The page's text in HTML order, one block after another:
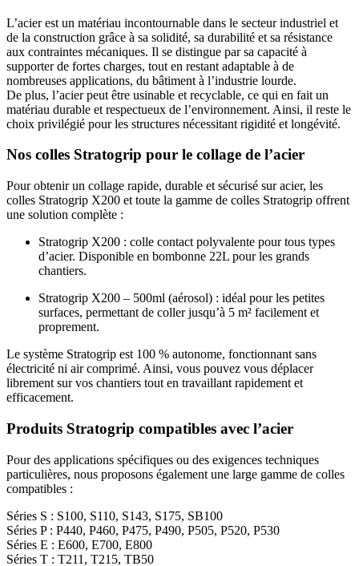
L’acier est un matériau incontournable dans le secteur industriel et
de la construction grâce à sa solidité, sa durabilité et sa résistance
aux contraintes mécaniques. Il se distingue par sa capacité à
supporter de fortes charges, tout en restant adaptable à de
nombreuses applications, du bâtiment à l’industrie lourde.
De plus, l’acier peut être usinable et recyclable, ce qui en fait un
matériau durable et respectueux de l’environnement. Ainsi, il reste le
choix privilégié pour les structures nécessitant rigidité et longévité.
Nos colles Stratogrip pour le collage de l’acier
Pour obtenir un collage rapide, durable et sécurisé sur acier, les
colles Stratogrip X200 et toute la gamme de colles Stratogrip offrent
une solution complète :
Stratogrip X200 : colle contact polyvalente pour tous types
d’acier. Disponible en bombonne 22L pour les grands
chantiers.
Stratogrip X200 – 500ml (aérosol) : idéal pour les petites
surfaces, permettant de coller jusqu’à 5 m² facilement et
proprement.
Le système Stratogrip est 100 % autonome, fonctionnant sans
électricité ni air comprimé. Ainsi, vous pouvez vous déplacer
librement sur vos chantiers tout en travaillant rapidement et
efficacement.
Produits Stratogrip compatibles avec l’acier
Pour des applications spécifiques ou des exigences techniques
particulières, nous proposons également une large gamme de colles
compatibles :
Séries S : S100, S110, S143, S175, SB100
Séries P : P440, P460, P475, P490, P505, P520, P530
Séries E : E600, E700, E800
Séries T : T211, T215, TB50